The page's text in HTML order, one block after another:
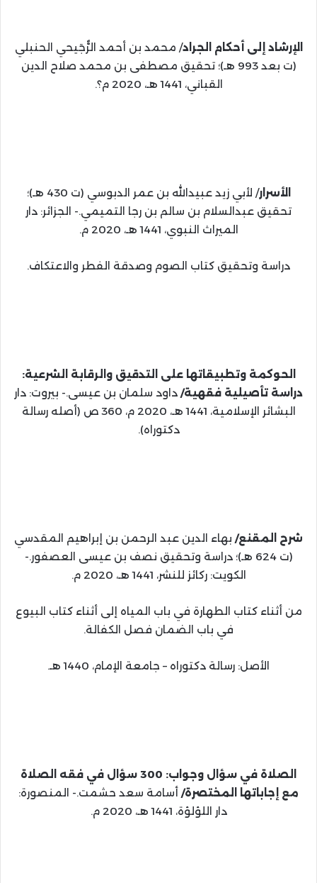
الإرشاد إلى أحكام الجراد/ محمد بن أحمد الرٌّجَيحي الحنبلي
(ت بعد 993 هـ)؛ تحقيق مصطفى بن محمد صلاح الدين
القباني، 1441 هـ، 2020 م؟.
الأسرار
/ لأبي زيد عبيدالله بن عمر الدبوسي (ت 430 هـ)؛
تحقيق عبدالسلام بن سالم بن رجا التميمي.- الجزائر: دار
الميراث النبوي، 1441 هـ، 2020 م.
دراسة وتحقيق كتاب الصوم وصدقة الفطر والاعتكاف.
الحوكمة وتطبيقاتها على التدقيق والرقابة الشرعية:
دراسة تأصيلية فقهية/ داود سلمان بن عيسى.- بيروت: دار
البشائر الإسلامية، 1441 هـ، 2020 م، 360 ص (أصله رسالة
دكتوراه).
شرح المقنع/ بهاء الدين عبد الرحمن بن إبراهيم المقدسي
(ت 624 هـ)؛ دراسة وتحقيق نصف بن عيسى العصفور.-
الكويت: ركائز للنشر، 1441 هـ، 2020 م.
من أثناء كتاب الطهارة في باب المياه إلى أثناء كتاب البيوع
في باب الضمان فصل الكفالة.
الأصل: رسالة دكتوراه – جامعة الإمام، 1440 هـ.
الصلاة في سؤال وجواب: 300 سؤال في فقه الصلاة
مع إجاباتها المختصرة/ أسامة سعد حشمت.- المنصورة:
دار اللؤلؤة، 1441 هـ، 2020 م.